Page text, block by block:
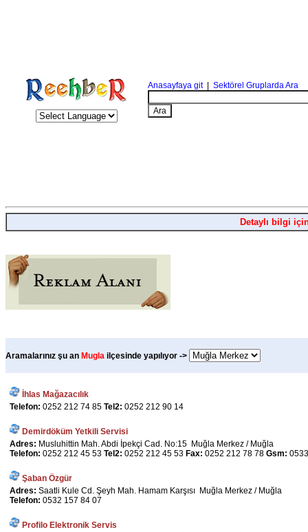
Anasayfaya git| Sektörel Gruplarda Ara
Detaylı bilgi
Aramalarınız şu an Mugla ilçesinde yapılıyor ->
İhlas Mağazacılık
Telefon: 0252 212 74 85 Tel2: 0252 212 90 14
Demirdöküm Yetkili Servisi
Adres: Musluhittin Mah. Abdi İpekçi Cad. No:15 Muğla Merkez / Muğla
Telefon: 0252 212 45 53 Tel2: 0252 212 45 53 Fax: 0252 212 78 78 Gsm:
Şaban Özgür
Adres: Saatli Kule Cd. Şeyh Mah. Hamam Karşısı Muğla Merkez / Muğla
Telefon: 0532 157 84 07
Profilo Elektronik Servis